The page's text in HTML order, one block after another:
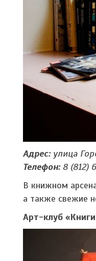
Адрес:улица
Телефон:8 (812)
В книжном
а также свежие
Арт-клуб